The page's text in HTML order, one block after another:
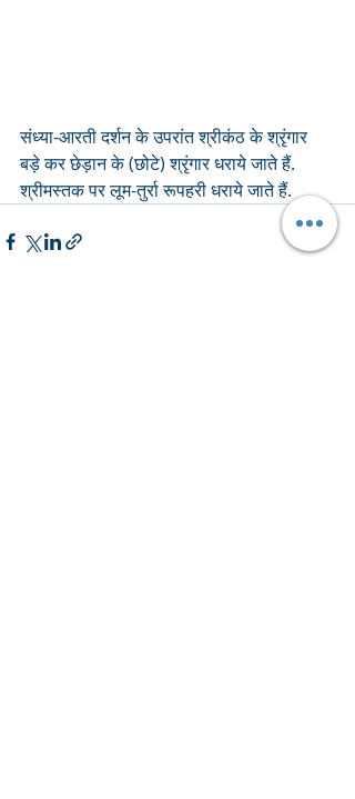
संध्या-आरती दर्शन के उपरांत श्रीकंठ के श्रृंगार
बड़े कर छेड़ान के (छोटे) श्रृंगार धराये जाते हैं.
श्रीमस्तक पर लूम-तुर्रा रूपहरी धराये जाते हैं.